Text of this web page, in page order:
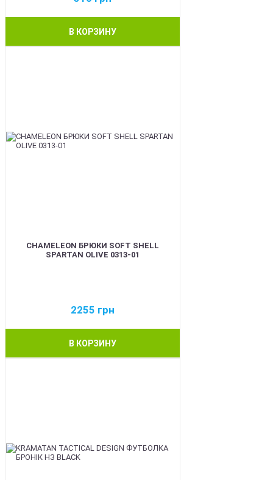
В КОРЗИНУ
CHAMELEON БРЮКИ SOFT SHELL
SPARTAN OLIVE 0313-01
2255 грн
В КОРЗИНУ